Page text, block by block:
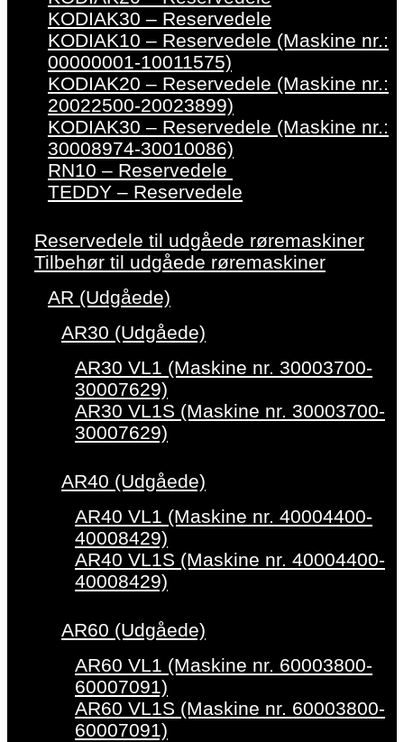
KODIAK30 – Reservedele
KODIAK10 – Reservedele (Maskine nr.:
00000001-10011575)
KODIAK20 – Reservedele (Maskine nr.:
20022500-20023899)
KODIAK30 – Reservedele (Maskine nr.:
30008974-30010086)
RN10 – Reservedele
TEDDY – Reservedele
Reservedele til udgåede røremaskiner
Tilbehør til udgåede røremaskiner
AR (Udgåede)
AR30 (Udgåede)
AR30 VL1 (Maskine nr. 30003700-
30007629)
AR30 VL1S (Maskine nr. 30003700-
30007629)
AR40 (Udgåede)
AR40 VL1 (Maskine nr. 40004400-
40008429)
AR40 VL1S (Maskine nr. 40004400-
40008429)
AR60 (Udgåede)
AR60 VL1 (Maskine nr. 60003800-
60007091)
AR60 VL1S (Maskine nr. 60003800-
60007091)